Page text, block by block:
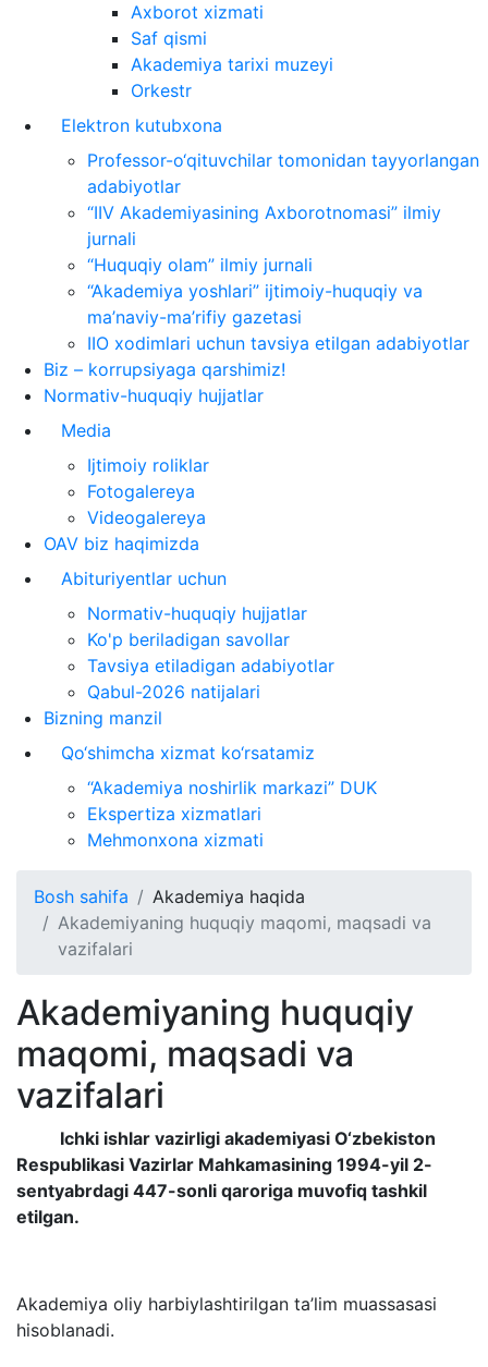
Axborot xizmati
Saf qismi
Akademiya tarixi muzeyi
Orkestr
Elektron kutubxona
Professor-o‘qituvchilar tomonidan tayyorlangan
adabiyotlar
“IIV Akademiyasining Axborotnomasi” ilmiy
jurnali
“Huquqiy olam” ilmiy jurnali
“Akademiya yoshlari” ijtimoiy-huquqiy va
ma’naviy-ma’rifiy gazetasi
IIO xodimlari uchun tavsiya etilgan adabiyotlar
Biz – korrupsiyaga qarshimiz!
Normativ-huquqiy hujjatlar
Media
Ijtimoiy roliklar
Fotogalereya
Videogalereya
OAV biz haqimizda
Abituriyentlar uchun
Normativ-huquqiy hujjatlar
Ko'p beriladigan savollar
Tavsiya etiladigan adabiyotlar
Qabul-2026 natijalari
Bizning manzil
Qo‘shimcha xizmat ko‘rsatamiz
“Akademiya noshirlik markazi” DUK
Ekspertiza xizmatlari
Mehmonxona xizmati
Bosh sahifa
Akademiya haqida
Akademiyaning huquqiy maqomi, maqsadi va
vazifalari
Akademiyaning huquqiy
maqomi, maqsadi va
vazifalari
Ichki ishlar vazirligi akademiyasi O‘zbekiston
Respublikasi Vazirlar Mahkamasining 1994-yil 2-
sentyabrdagi 447-sonli qaroriga muvofiq tashkil
etilgan.
Akademiya oliy harbiylashtirilgan ta’lim muassasasi
hisoblanadi.